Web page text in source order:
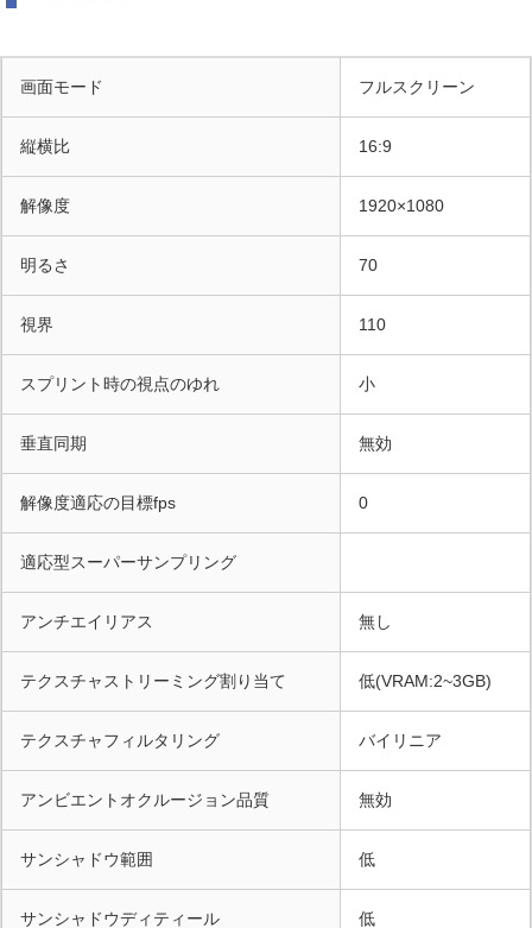
画面モード フルスクリーン
縦横比 16:9
解像度 1920×1080
明るさ 70
視界 110
スプリント時の視点のゆれ 小
垂直同期 無効
解像度適応の目標fps 0
適応型スーパーサンプリング
アンチエイリアス 無し
テクスチャストリーミング割り当て 低(VRAM:2~3GB)
テクスチャフィルタリング バイリニア
アンビエントオクルージョン品質 無効
サンシャドウ範囲 低
サンシャドウディティール 低